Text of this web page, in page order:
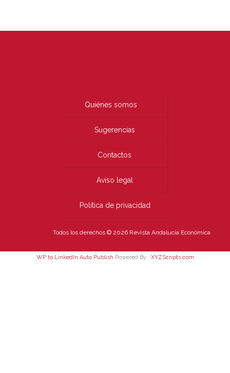
Quiénes somos
Sugerencias
Contactos
Aviso legal
Política de privacidad
Todos los derechos © 2026 Revista Andalucía Económica
WP to LinkedIn Auto Publish Powered By : XYZScripts.com